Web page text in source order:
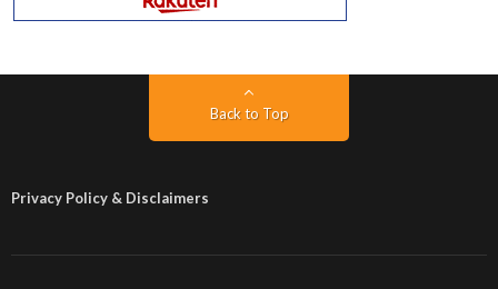
Back to Top
Privacy Policy & Disclaimers